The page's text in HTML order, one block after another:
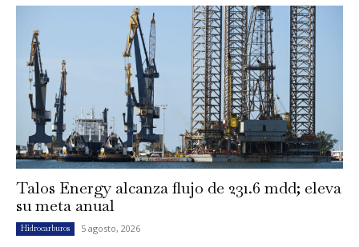
Talos Energy alcanza flujo de 231.6 mdd; eleva
su meta anual
Hidrocarburos 5 agosto, 2026